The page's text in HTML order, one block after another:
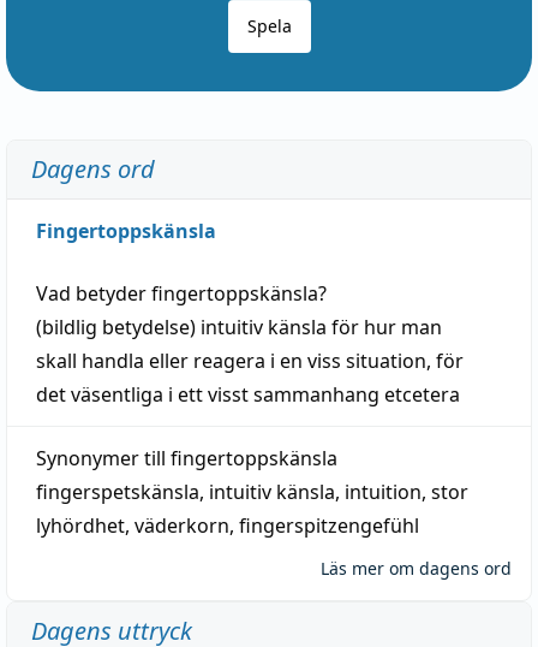
Spela
Dagens ord
Fingertoppskänsla
Vad betyderfingertoppskänsla?
(bildlig betydelse) intuitiv känsla för hur man
skall handla eller reagera i en viss situation, för
det väsentliga i ett visstsammanhang etcetera
Synonymer till fingertoppskänsla
fingerspetskänsla, intuitiv känsla, intuition, stor
lyhördhet, väderkorn, fingerspitzengefühl
Läs mer om dagens ord
Dagens uttryck